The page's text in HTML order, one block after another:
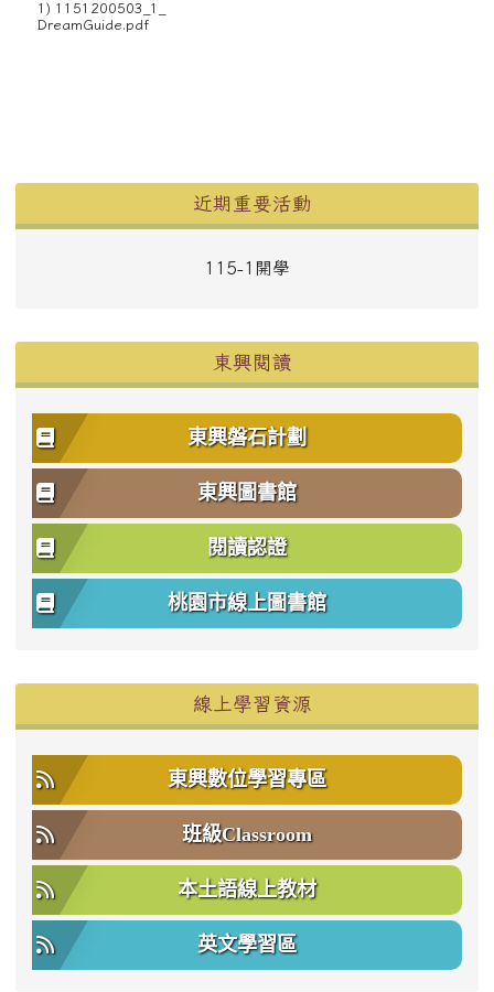
1) 1151200503_1_
DreamGuide.pdf
近期重要活動
115-1開學
東興閱讀
東興磐石計劃
東興圖書館
閱讀認證
桃園市線上圖書館
線上學習資源
東興數位學習專區
班級Classroom
本土語線上教材
英文學習區